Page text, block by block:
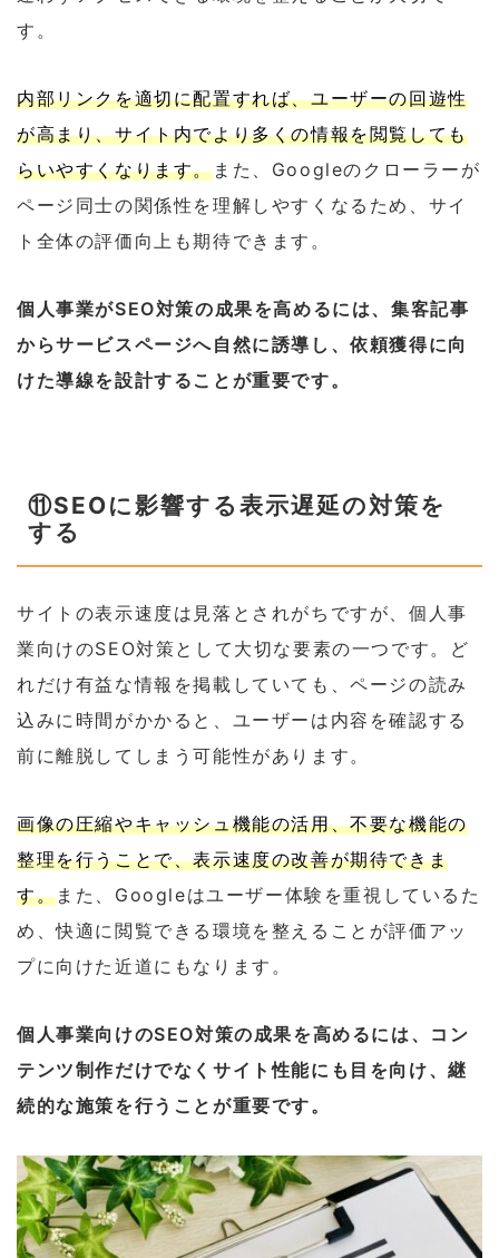
す。
内部リンクを適切に配置すれば、ユーザーの回遊性
が高まり、サイト内でより多くの情報を閲覧しても
らいやすくなります。また、Googleのクローラーが
ページ同士の関係性を理解しやすくなるため、サイ
ト全体の評価向上も期待できます。
個人事業がSEO対策の成果を高めるには、集客記事
からサービスページへ自然に誘導し、依頼獲得に向
けた導線を設計することが重要です。
⑪SEOに影響する表示遅延の対策を
する
サイトの表示速度は見落とされがちですが、個人事
業向けのSEO対策として大切な要素の一つです。ど
れだけ有益な情報を掲載していても、ページの読み
込みに時間がかかると、ユーザーは内容を確認する
前に離脱してしまう可能性があります。
画像の圧縮やキャッシュ機能の活用、不要な機能の
整理を行うことで、表示速度の改善が期待できま
す。また、Googleはユーザー体験を重視しているた
め、快適に閲覧できる環境を整えることが評価アッ
プに向けた近道にもなります。
個人事業向けのSEO対策の成果を高めるには、コン
テンツ制作だけでなくサイト性能にも目を向け、継
続的な施策を行うことが重要です。